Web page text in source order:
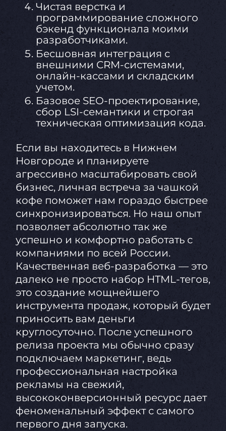
Чистая верстка и
программирование сложного
бэкенд функционала моими
разработчиками.
Бесшовная интеграция с
внешними CRM-системами,
онлайн-кассами и складским
учетом.
Базовое SEO-проектирование,
сбор LSI-семантики и строгая
техническая оптимизация кода.
Если вы находитесь в Нижнем
Новгороде и планируете
агрессивно масштабировать свой
бизнес, личная встреча за чашкой
кофе поможет нам гораздо быстрее
синхронизироваться. Но наш опыт
позволяет абсолютно так же
успешно и комфортно работать с
компаниями по всей России.
Качественная веб-разработка — это
далеко не просто набор HTML-тегов,
это создание мощнейшего
инструмента продаж, который будет
приносить вам деньги
круглосуточно. После успешного
релиза проекта мы обычно сразу
подключаем маркетинг, ведь
профессиональная настройка
рекламы на свежий,
высококонверсионный ресурс дает
феноменальный эффект с самого
первого дня запуска.